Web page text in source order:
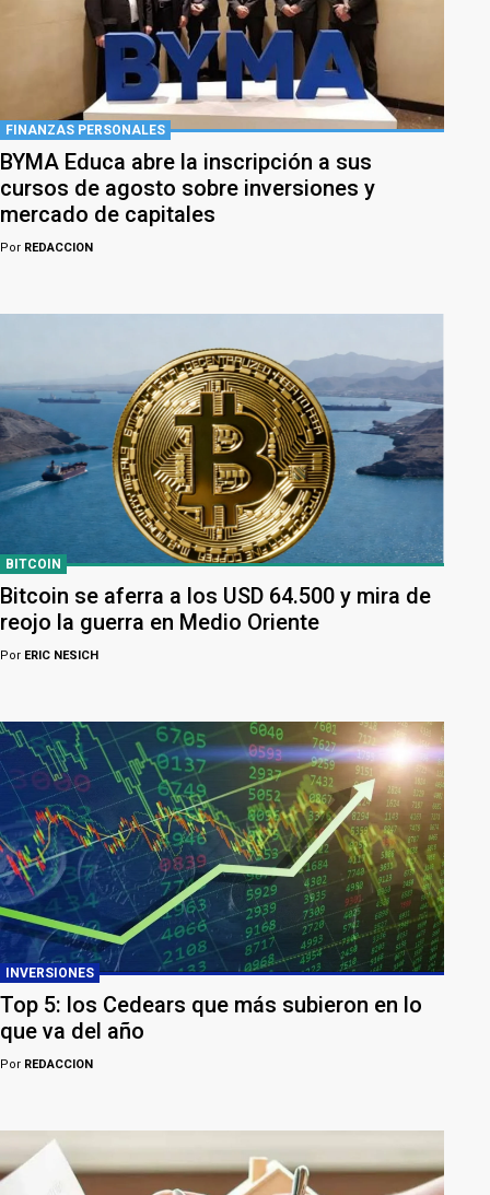
FINANZAS PERSONALES
BYMA Educa abre la inscripción a sus
cursos de agosto sobre inversiones y
mercado de capitales
Por REDACCION
BITCOIN
Bitcoin se aferra a los USD 64.500 y mira de
reojo la guerra en Medio Oriente
Por ERIC NESICH
INVERSIONES
Top 5: los Cedears que más subieron en lo
que va del año
Por REDACCION